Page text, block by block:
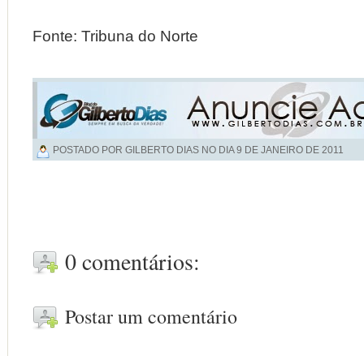
Fonte: Tribuna do Norte
POSTADO POR GILBERTO DIAS NO DIA9 DE JANEIRO DE 2011
0 comentários:
Postar um comentário